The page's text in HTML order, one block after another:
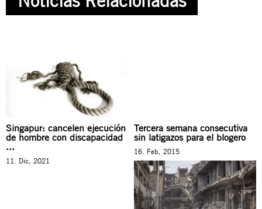
Singapur: cancelen ejecución
de hombre con discapacidad
...
11. Dic, 2021
Tercera semana consecutiva
sin latigazos para el blogero
16. Feb, 2015